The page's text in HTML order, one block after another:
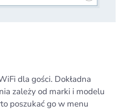
dla gości. Dokładna
zależy od marki i modelu
poszukać go w menu